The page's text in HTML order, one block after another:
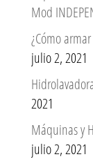
Mod
¿Cómo
julio 2, 2021
2021
Máquinas y
julio 2, 2021